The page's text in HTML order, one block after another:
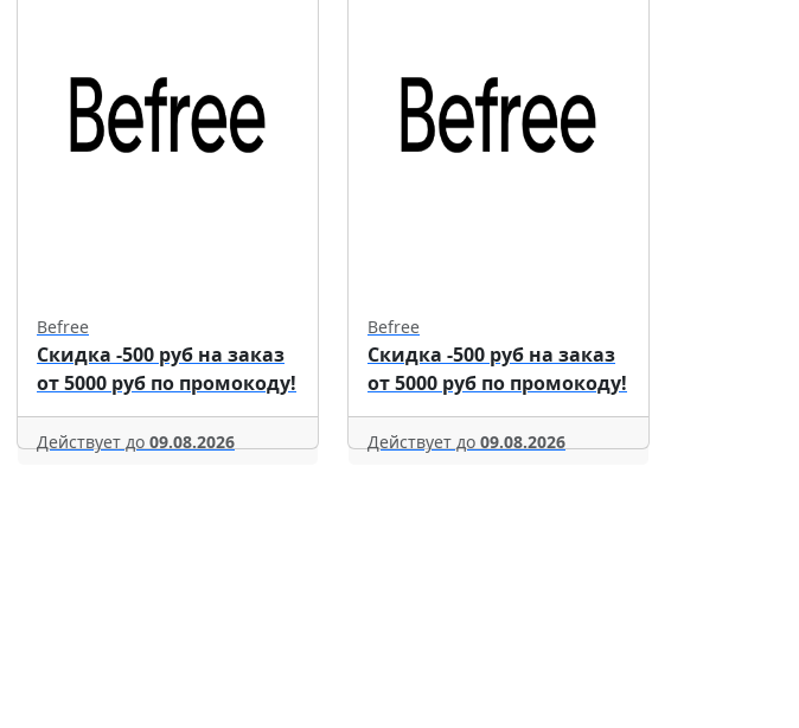
Befree
Скидка -500 руб на заказ
от 5000 руб по промокоду!
Действует до 09.08.2026
Befree
Скидка -500 руб на заказ
от 5000 руб по промокоду!
Действует до 09.08.2026